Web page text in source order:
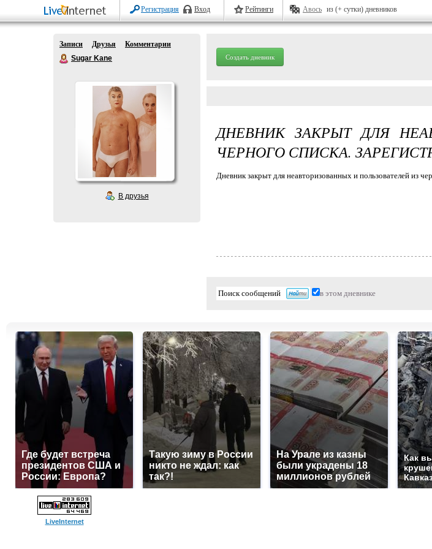
Регистрация Вход Рейтинги Авось из (+ сутки) дневников
Записи Друзья
Комментарии
Sugar Kane
В друзья
Создать дневник
ДНЕВНИК ЗАКРЫТ ДЛЯ
ЧЕРНОГО СПИСКА.
Дневник закрыт для неавторизованных и пользователей из
в этом дневнике
Где будет встреча
президентов США и
России: Европа?
Такую зиму в России
никто не ждал: как
так?!
На Урале из казны
были украдены 18
миллионов рублей
Как
LiveInternet